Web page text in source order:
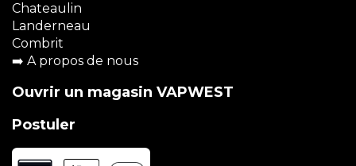
Chateaulin
Landerneau
Combrit
➡️ A propos de nous
Ouvrir un magasin VAPWEST
Postuler